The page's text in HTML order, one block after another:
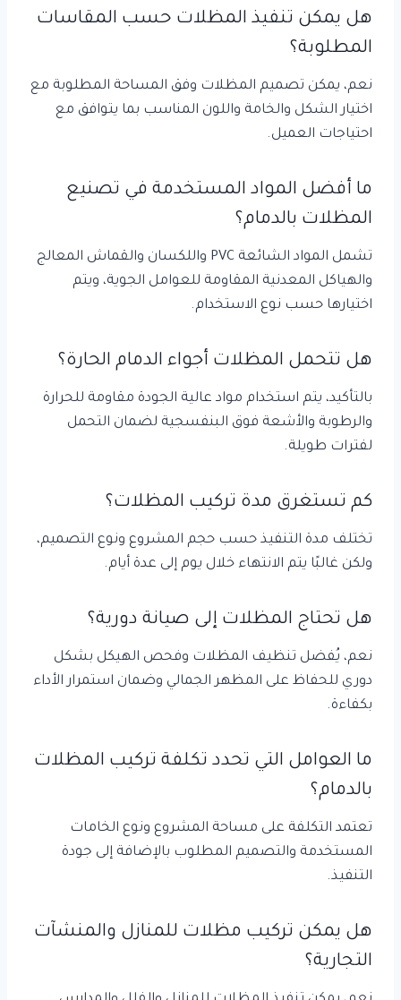
هل يمكن تنفيذ المظلات حسب المقاسات
المطلوبة؟
نعم، يمكن تصميم المظلات وفق المساحة المطلوبة مع
اختيار الشكل والخامة واللون المناسب بما يتوافق مع
احتياجات العميل.
ما أفضل المواد المستخدمة في تصنيع
المظلات بالدمام؟
تشمل المواد الشائعة PVC واللكسان والقماش المعالج
والهياكل المعدنية المقاومة للعوامل الجوية، ويتم
اختيارها حسب نوع الاستخدام.
هل تتحمل المظلات أجواء الدمام الحارة؟
بالتأكيد، يتم استخدام مواد عالية الجودة مقاومة للحرارة
والرطوبة والأشعة فوق البنفسجية لضمان التحمل
لفترات طويلة.
كم تستغرق مدة تركيب المظلات؟
تختلف مدة التنفيذ حسب حجم المشروع ونوع التصميم،
ولكن غالبًا يتم الانتهاء خلال يوم إلى عدة أيام.
هل تحتاج المظلات إلى صيانة دورية؟
نعم، يُفضل تنظيف المظلات وفحص الهيكل بشكل
دوري للحفاظ على المظهر الجمالي وضمان استمرار الأداء
بكفاءة.
ما العوامل التي تحدد تكلفة تركيب المظلات
بالدمام؟
تعتمد التكلفة على مساحة المشروع ونوع الخامات
المستخدمة والتصميم المطلوب بالإضافة إلى جودة
التنفيذ.
هل يمكن تركيب مظلات للمنازل والمنشآت
التجارية؟